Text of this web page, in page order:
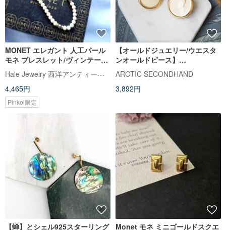
MONET エレガント 人工パール
モネ ブレスレット/ヴィンテージ
アメリカ西洋アンティークアク
セサリー
Hale Jewelry 西洋アンティークコレクション
4,465円
Pinkoi限定
【オールドジュエリー/ウエスタ
ンオールドピース】
VINTAGEMONETラウンドリボ
ンヴィンテージピンピアス
ARCTIC SECONDHAND
3,892円
【蝉】とシェル925スターリング Monet モネ ミニゴールドスクエ